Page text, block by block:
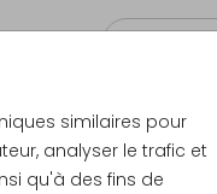
similaires pour
analyser le trafic et
qu'à des fins de
40 × 60 cm